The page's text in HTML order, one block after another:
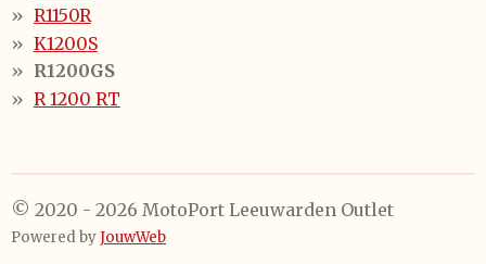
R1150R
K1200S
R1200GS
R 1200 RT
© 2020 - 2026 MotoPort Leeuwarden Outlet
Powered byJouwWeb